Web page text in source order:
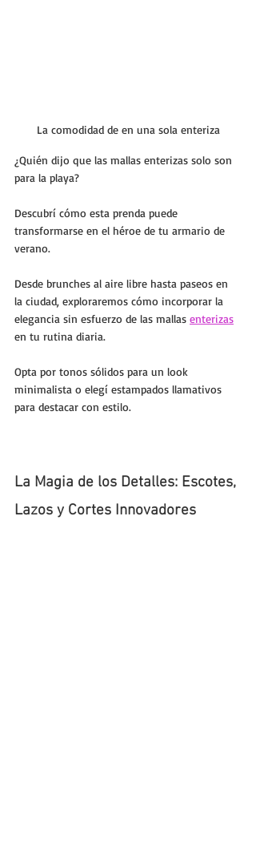
La comodidad de en una sola enteriza
¿Quién dijo que las mallas enterizas solo son
para la playa?
Descubrí cómo esta prenda puede
transformarse en el héroe de tu armario de
verano.
Desde brunches al aire libre hasta paseos en
la ciudad, exploraremos cómo incorporar la
elegancia sin esfuerzo de las mallas enterizas
en tu rutina diaria.
Opta por tonos sólidos para un look
minimalista o elegí estampados llamativos
para destacar con estilo.
La Magia de los Detalles: Escotes,
Lazos y Cortes Innovadores